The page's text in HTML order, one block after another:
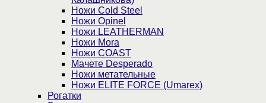
Ножи Cold Steel
Ножи Opinel
Ножи LEATHERMAN
Ножи Mora
Ножи COAST
Мачете Desperado
Ножи метательные
Ножи ELITE FORCE (Umarex)
Рогатки